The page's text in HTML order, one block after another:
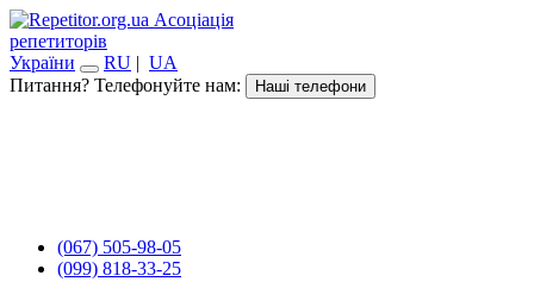
Асоціація
репетиторів
України
RU | UA
Питання? Телефонуйте нам:
Наші телефони
(067) 505-98-05
(099) 818-33-25